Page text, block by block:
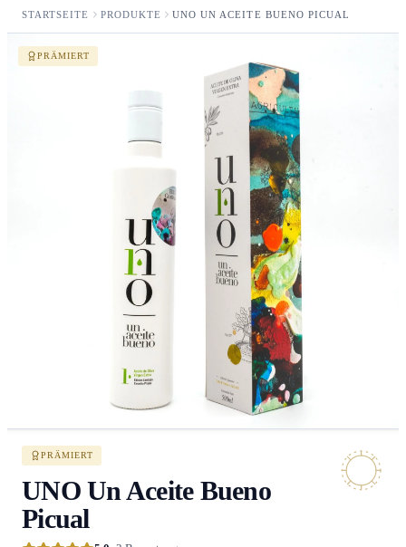
STARTSEITE PRODUKTE UNO UN ACEITE BUENO PICUAL
PRÄMIERT
PRÄMIERT
UNO Un Aceite Bueno
Picual